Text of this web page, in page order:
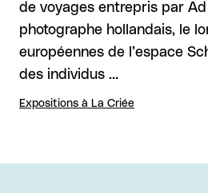
de voyages entrepris par Ad
photographe hollandais, le
européennes de l’espace
des individus …
Expositions à La Criée